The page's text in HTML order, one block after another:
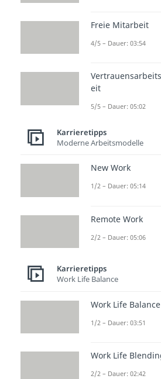
Freie Mitarbeit
4/5 – Dauer: 03:54
eit
5/5 – Dauer: 05:02
Karrieretipps
Moderne Arbeitsmodelle
New Work
1/2 – Dauer: 05:14
Remote Work
2/2 – Dauer: 05:06
Karrieretipps
Work Life Balance
Work Life Balance
1/2 – Dauer: 03:51
Work Life
2/2 – Dauer: 02:42